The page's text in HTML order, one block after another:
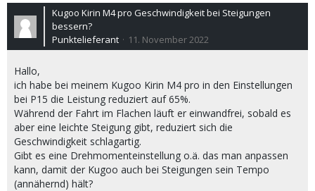
Kugoo Kirin M4 pro Geschwindigkeit bei Steigungen
bessern?
Punktelieferant
11. November 2022
Hallo,
ich habe bei meinem Kugoo Kirin M4 pro in den Einstellungen
bei P15 die Leistung reduziert auf 65%.
Während der Fahrt im Flachen läuft er einwandfrei, sobald es
aber eine leichte Steigung gibt, reduziert sich die
Geschwindigkeit schlagartig.
Gibt es eine Drehmomenteinstellung o.ä. das man anpassen
kann, damit der Kugoo auch bei Steigungen sein Tempo
(annähernd) hält?